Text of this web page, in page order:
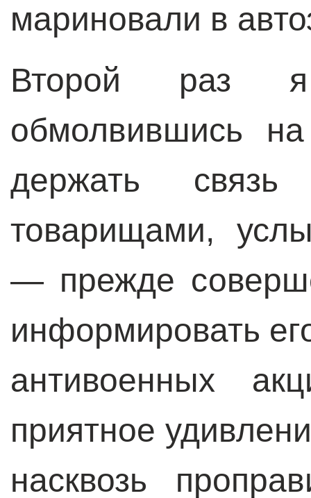
мариновали в
Второй раз я
обмолвившись
держать
товарищами,
— прежде
информировать
антивоенных
приятное
насквозь